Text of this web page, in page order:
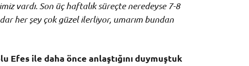
vardı. Son üç haftalık süreçte neredeyse 7-8
her şey çok güzel ilerliyor, umarım bundan
Efes ile daha önce anlaştığını duymuştuk